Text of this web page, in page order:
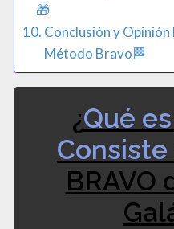
🎁​
Conclusión y
Método Bravo🏁​
¿Qué
Consiste
BRAVO